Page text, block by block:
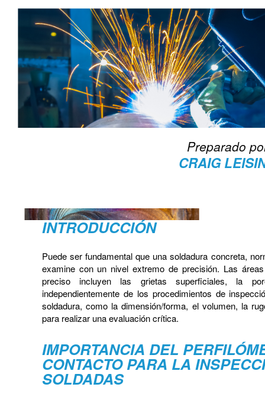
Preparado
CRAIG
INTRODUCCIÓN
Puede ser fundamental que una soldadura concreta,
examine con un nivel extremo de precisión. Las
preciso incluyen las grietas superficiales, la
independientemente de los procedimientos de
soldadura, como la dimensión/forma, el volumen, la
para realizar una evaluación crítica.
IMPORTANCIA DEL
CONTACTO PARA LA
SOLDADAS